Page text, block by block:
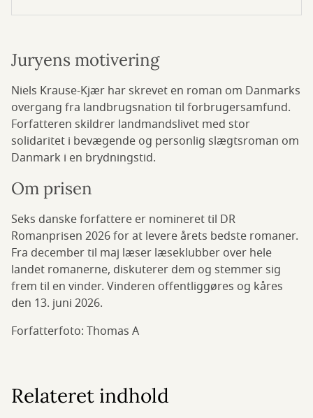
Juryens motivering
Niels Krause-Kjær har skrevet en roman om Danmarks
overgang fra landbrugsnation til forbrugersamfund.
Forfatteren skildrer landmandslivet med stor
solidaritet i bevægende og personlig slægtsroman om
Danmark i en brydningstid.
Om prisen
Seks danske forfattere er nomineret til DR
Romanprisen 2026 for at levere årets bedste romaner.
Fra december til maj læser læseklubber over hele
landet romanerne, diskuterer dem og stemmer sig
frem til en vinder. Vinderen offentliggøres og kåres
den 13. juni 2026.
Forfatterfoto: Thomas A
Relateret indhold